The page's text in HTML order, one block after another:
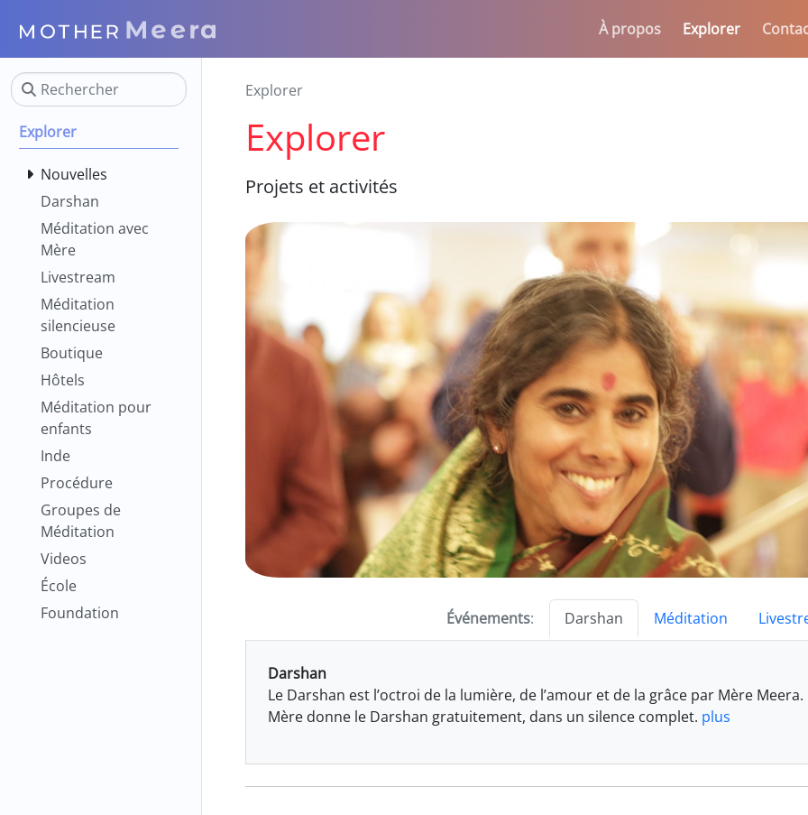
À propos Explorer
Explorer
Nouvelles
Darshan
Méditation avec
Mère
Livestream
Méditation
silencieuse
Boutique
Hôtels
Méditation pour
enfants
Inde
Procédure
Groupes de
Méditation
Videos
École
Foundation
Explorer
Explorer
Projets et activités
Événements: Darshan Méditation
Darshan
Le Darshan est l’octroi de la lumière, de l’amour et de la grâce par Mère Meera.
Mère donne le Darshan gratuitement, dans un silence complet. plus